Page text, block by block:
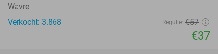
Wavre
Verkocht: 3.868
Regulier €57
€37